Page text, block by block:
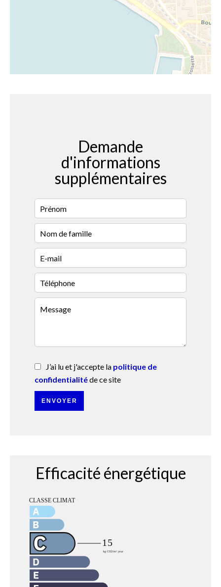
Demande
d'informations
supplémentaires
J’ai lu et j'accepte la politique de
confidentialitéde ce site
ENVOYER
Efficacité énergétique